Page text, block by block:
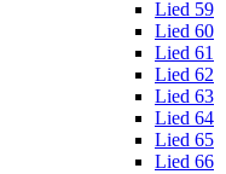
Lied 59
Lied 60
Lied 61
Lied 62
Lied 63
Lied 64
Lied 65
Lied 66